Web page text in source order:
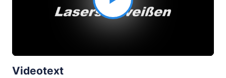
Video
abspielen
Videotext